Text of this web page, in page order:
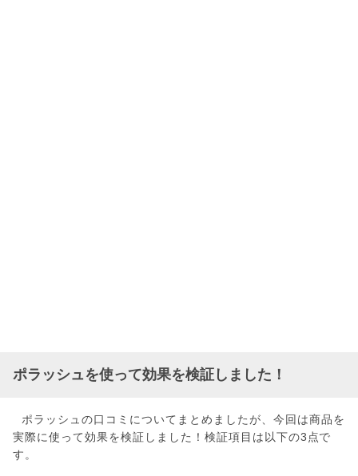
ポラッシュを使って効果を検証しました！
ポラッシュの口コミについてまとめましたが、今回は商品を
実際に使って効果を検証しました！検証項目は以下の3点で
す。